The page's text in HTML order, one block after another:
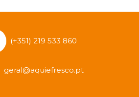
(+351) 219 533 860
geral@aquiefresco.pt